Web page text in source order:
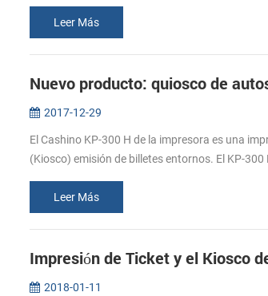
Leer Más
Nuevo producto: quiosco de
2017-12-29
El Cashino KP-300 H de la impresora es una
(Kiosco) emisión de billetes entornos. El KP-300
Leer Más
Impresión de Ticket y el Kiosco
2018-01-11